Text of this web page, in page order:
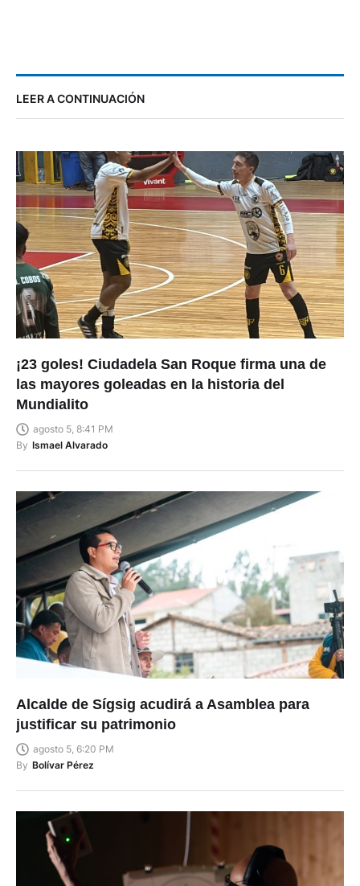
LEER A CONTINUACIÓN
¡23 goles! Ciudadela San Roque firma una de
las mayores goleadas en la historia del
Mundialito
agosto 5, 8:41 PM
By Ismael Alvarado
Alcalde de Sígsig acudirá a Asamblea para
justificar su patrimonio
agosto 5, 6:20 PM
By Bolívar Pérez